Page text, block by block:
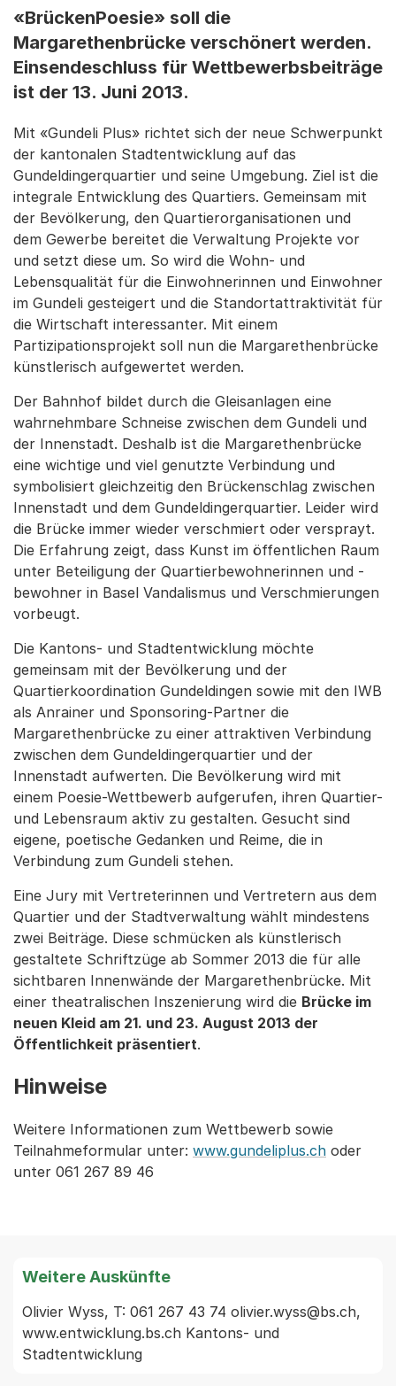
«BrückenPoesie» soll die
Margarethenbrücke verschönert werden.
Einsendeschluss für Wettbewerbsbeiträge
ist der 13. Juni 2013.
Mit «Gundeli Plus» richtet sich der neue Schwerpunkt
der kantonalen Stadtentwicklung auf das
Gundeldingerquartier und seine Umgebung. Ziel ist die
integrale Entwicklung des Quartiers. Gemeinsam mit
der Bevölkerung, den Quartierorganisationen und
dem Gewerbe bereitet die Verwaltung Projekte vor
und setzt diese um. So wird die Wohn- und
Lebensqualität für die Einwohnerinnen und Einwohner
im Gundeli gesteigert und die Standortattraktivität für
die Wirtschaft interessanter. Mit einem
Partizipationsprojekt soll nun die Margarethenbrücke
künstlerisch aufgewertet werden.
Der Bahnhof bildet durch die Gleisanlagen eine
wahrnehmbare Schneise zwischen dem Gundeli und
der Innenstadt. Deshalb ist die Margarethenbrücke
eine wichtige und viel genutzte Verbindung und
symbolisiert gleichzeitig den Brückenschlag zwischen
Innenstadt und dem Gundeldingerquartier. Leider wird
die Brücke immer wieder verschmiert oder versprayt.
Die Erfahrung zeigt, dass Kunst im öffentlichen Raum
unter Beteiligung der Quartierbewohnerinnen und -
bewohner in Basel Vandalismus und Verschmierungen
vorbeugt.
Die Kantons- und Stadtentwicklung möchte
gemeinsam mit der Bevölkerung und der
Quartierkoordination Gundeldingen sowie mit den IWB
als Anrainer und Sponsoring-Partner die
Margarethenbrücke zu einer attraktiven Verbindung
zwischen dem Gundeldingerquartier und der
Innenstadt aufwerten. Die Bevölkerung wird mit
einem Poesie-Wettbewerb aufgerufen, ihren Quartier-
und Lebensraum aktiv zu gestalten. Gesucht sind
eigene, poetische Gedanken und Reime, die in
Verbindung zum Gundeli stehen.
Eine Jury mit Vertreterinnen und Vertretern aus dem
Quartier und der Stadtverwaltung wählt mindestens
zwei Beiträge. Diese schmücken als künstlerisch
gestaltete Schriftzüge ab Sommer 2013 die für alle
sichtbaren Innenwände der Margarethenbrücke. Mit
einer theatralischen Inszenierung wird die Brücke im
neuen Kleid am 21. und 23. August 2013 der
Öffentlichkeit präsentiert.
Hinweise
Weitere Informationen zum Wettbewerb sowie
Teilnahmeformular unter: www.gundeliplus.ch oder
unter 061 267 89 46
Weitere Auskünfte
Olivier Wyss, T: 061 267 43 74 olivier.wyss@bs.ch,
www.entwicklung.bs.ch Kantons- und
Stadtentwicklung